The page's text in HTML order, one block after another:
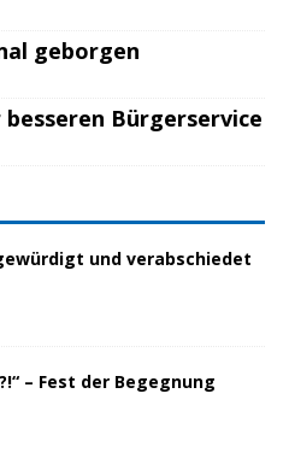
geborgen
Bürgerservice
und verabschiedet
– Fest der Begegnung